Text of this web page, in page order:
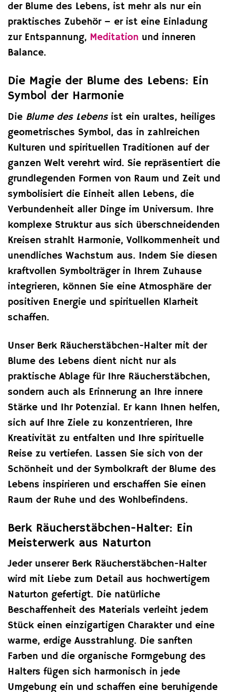
der Blume des Lebens, ist mehr als nur ein
praktisches Zubehör – er ist eine Einladung
zur Entspannung, Meditation und inneren
Balance.
Die Magie der Blume des Lebens: Ein
Symbol der Harmonie
Die Blume des Lebensist ein uraltes, heiliges
geometrisches Symbol, das in zahlreichen
Kulturen und spirituellen Traditionen auf der
ganzen Welt verehrt wird. Sie repräsentiert die
grundlegenden Formen von Raum und Zeit und
symbolisiert die Einheit allen Lebens, die
Verbundenheit aller Dinge im Universum. Ihre
komplexe Struktur aus sich überschneidenden
Kreisen strahlt Harmonie, Vollkommenheit und
unendliches Wachstum aus. Indem Sie diesen
kraftvollen Symbolträger in Ihrem Zuhause
integrieren, können Sie eine Atmosphäre der
positiven Energie und spirituellen Klarheit
schaffen.
Unser Berk Räucherstäbchen-Halter mit der
Blume des Lebens dient nicht nur als
praktische Ablage für Ihre Räucherstäbchen,
sondern auch als Erinnerung an Ihre innere
Stärke und Ihr Potenzial. Er kann Ihnen helfen,
sich auf Ihre Ziele zu konzentrieren, Ihre
Kreativität zu entfalten und Ihre spirituelle
Reise zu vertiefen. Lassen Sie sich von der
Schönheit und der Symbolkraft der Blume des
Lebens inspirieren und erschaffen Sie einen
Raum der Ruhe und des Wohlbefindens.
Berk Räucherstäbchen-Halter: Ein
Meisterwerk aus Naturton
Jeder unserer Berk Räucherstäbchen-Halter
wird mit Liebe zum Detail aus hochwertigem
Naturton gefertigt. Die natürliche
Beschaffenheit des Materials verleiht jedem
Stück einen einzigartigen Charakter und eine
warme, erdige Ausstrahlung. Die sanften
Farben und die organische Formgebung des
Halters fügen sich harmonisch in jede
Umgebung ein und schaffen eine beruhigende